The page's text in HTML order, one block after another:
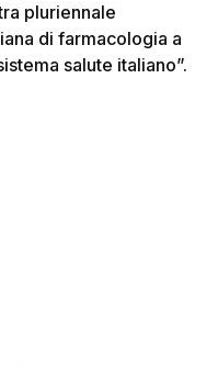
pluriennale
di farmacologia a
salute italiano”.